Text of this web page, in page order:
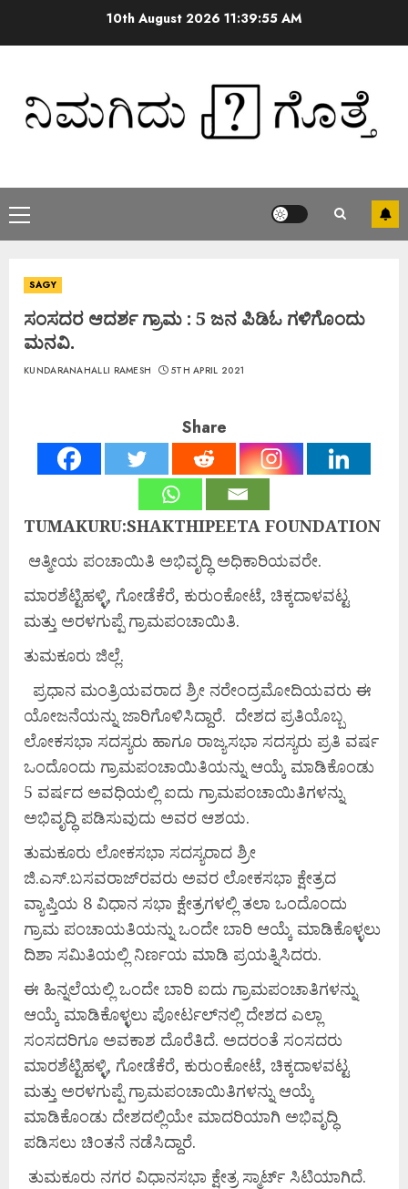
10th August 2026 11:39:56 AM
SAGY
ಸಂಸದರ ಆದರ್ಶ ಗ್ರಾಮ : 5 ಜನ ಪಿಡಿಓ ಗಳಿಗೊಂದು
ಮನವಿ.
KUNDARANAHALLI RAMESH 5TH APRIL 2021
Share
TUMAKURU:SHAKTHIPEETA FOUNDATION
ಆತ್ಮೀಯ ಪಂಚಾಯಿತಿ ಅಭಿವೃದ್ಧಿ ಅಧಿಕಾರಿಯವರೇ.
ಮಾರಶೆಟ್ಟಿಹಳ್ಳಿ, ಗೋಡೆಕೆರೆ, ಕುರುಂಕೋಟೆ, ಚಿಕ್ಕದಾಳವಟ್ಟ
ಮತ್ತು ಅರಳಗುಪ್ಪೆ ಗ್ರಾಮಪಂಚಾಯಿತಿ.
ತುಮಕೂರು ಜಿಲ್ಲೆ.
ಪ್ರಧಾನ ಮಂತ್ರಿಯವರಾದ ಶ್ರೀ ನರೇಂದ್ರಮೋದಿಯವರು ಈ
ಯೋಜನೆಯನ್ನು ಜಾರಿಗೊಳಿಸಿದ್ದಾರೆ. ದೇಶದ ಪ್ರತಿಯೊಬ್ಬ
ಲೋಕಸಭಾ ಸದಸ್ಯರು ಹಾಗೂ ರಾಜ್ಯಸಭಾ ಸದಸ್ಯರು ಪ್ರತಿ ವರ್ಷ
ಒಂದೊಂದು ಗ್ರಾಮಪಂಚಾಯಿತಿಯನ್ನು ಆಯ್ಕೆ ಮಾಡಿಕೊಂಡು
5 ವರ್ಷದ ಅವಧಿಯಲ್ಲಿ ಐದು ಗ್ರಾಮಪಂಚಾಯಿತಿಗಳನ್ನು
ಅಭಿವೃದ್ಧಿ ಪಡಿಸುವುದು ಅವರ ಆಶಯ.
ತುಮಕೂರು ಲೋಕಸಭಾ ಸದಸ್ಯರಾದ ಶ್ರೀ
ಜಿ.ಎಸ್.ಬಸವರಾಜ್‌ರವರು ಅವರ ಲೋಕಸಭಾ ಕ್ಷೇತ್ರದ
ವ್ಯಾಪ್ತಿಯ 8 ವಿಧಾನ ಸಭಾ ಕ್ಷೇತ್ರಗಳಲ್ಲಿ ತಲಾ ಒಂದೊಂದು
ಗ್ರಾಮ ಪಂಚಾಯತಿಯನ್ನು ಒಂದೇ ಬಾರಿ ಆಯ್ಕೆ ಮಾಡಿಕೊಳ್ಳಲು
ದಿಶಾ ಸಮಿತಿಯಲ್ಲಿ ನಿರ್ಣಯ ಮಾಡಿ ಪ್ರಯತ್ನಿಸಿದರು.
ಈ ಹಿನ್ನಲೆಯಲ್ಲಿ ಒಂದೇ ಬಾರಿ ಐದು ಗ್ರಾಮಪಂಚಾತಿಗಳನ್ನು
ಆಯ್ಕೆ ಮಾಡಿಕೊಳ್ಳಲು ಪೋರ್ಟಲ್‌ನಲ್ಲಿ ದೇಶದ ಎಲ್ಲಾ
ಸಂಸದರಿಗೂ ಅವಕಾಶ ದೊರೆತಿದೆ. ಅದರಂತೆ ಸಂಸದರು
ಮಾರಶೆಟ್ಟಿಹಳ್ಳಿ, ಗೋಡೆಕೆರೆ, ಕುರುಂಕೋಟೆ, ಚಿಕ್ಕದಾಳವಟ್ಟ
ಮತ್ತು ಅರಳಗುಪ್ಪೆ ಗ್ರಾಮಪಂಚಾಯಿತಿಗಳನ್ನು ಆಯ್ಕೆ
ಮಾಡಿಕೊಂಡು ದೇಶದಲ್ಲಿಯೇ ಮಾದರಿಯಾಗಿ ಅಭಿವೃದ್ಧಿ
ಪಡಿಸಲು ಚಿಂತನೆ ನಡೆಸಿದ್ದಾರೆ.
ತುಮಕೂರು ನಗರ ವಿಧಾನಸಭಾ ಕ್ಷೇತ್ರ ಸ್ಮಾರ್ಟ್ ಸಿಟಿಯಾಗಿದೆ.